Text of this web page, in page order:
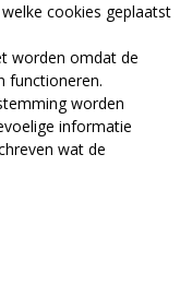
cookies geplaatst
worden omdat de
functioneren.
worden
informatie
wat de